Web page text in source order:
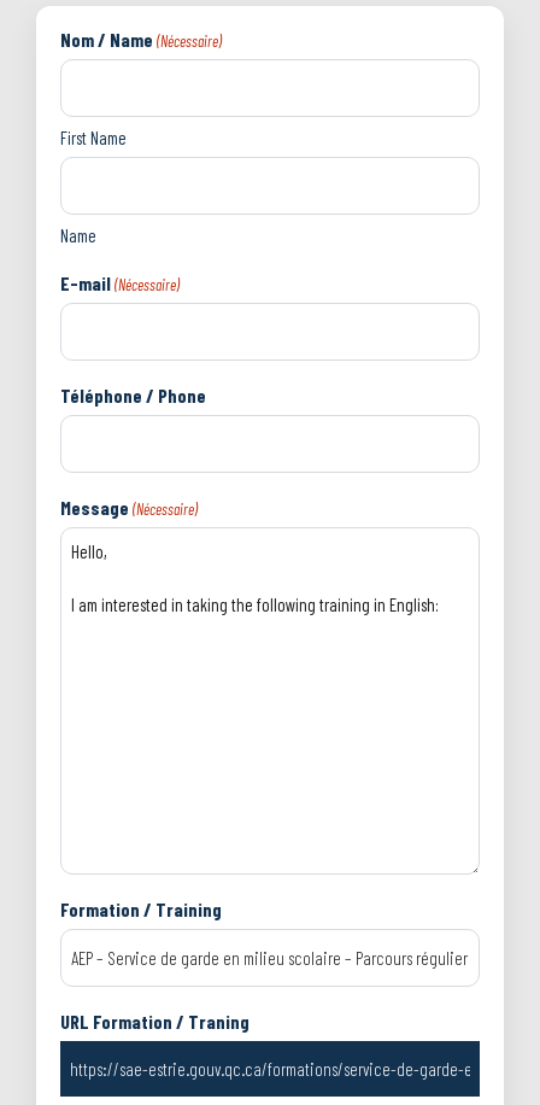
Nom / Name (Nécessaire)
First Name
Name
E-mail (Nécessaire)
Téléphone / Phone
Message (Nécessaire)
Formation / Training
URL Formation / Traning